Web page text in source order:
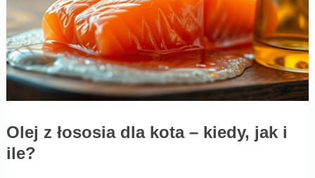
Olej z łososia dla kota – kiedy, jak i
ile?